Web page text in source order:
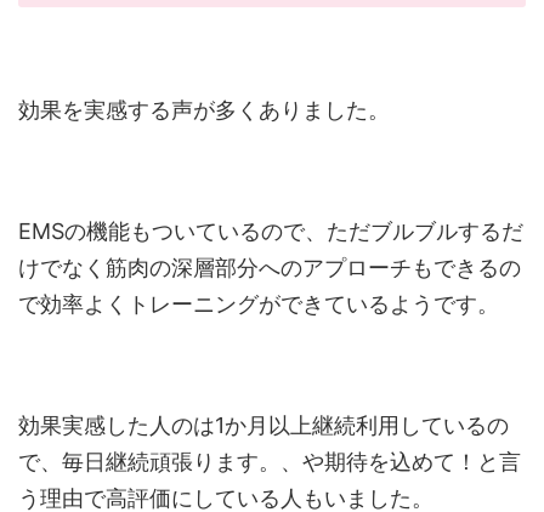
効果を実感する声が多くありました。
EMSの機能もついているので、ただブルブルするだ
けでなく筋肉の深層部分へのアプローチもできるの
で効率よくトレーニングができているようです。
効果実感した人のは1か月以上継続利用しているの
で、毎日継続頑張ります。、や期待を込めて！と言
う理由で高評価にしている人もいました。